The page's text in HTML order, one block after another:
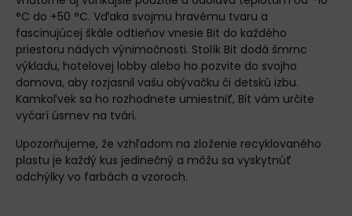
°C do +50 °C. Vďaka svojmu hravému tvaru a
fascinujúcej škále odtieňov vnesie Bit do každého
priestoru nádych výnimočnosti. Stolík Bit dodá šmrnc
výkladu, hotelovej lobby alebo ho pozvite do svojho
domova, aby rozjasnil vašu obývačku či detskú izbu.
Kamkoľvek sa ho rozhodnete umiestniť, Bit vám určite
vyčarí úsmev na tvári.
Upozorňujeme, že vzhľadom na zloženie recyklovaného
plastu je každý kus jedinečný a môžu sa vyskytnúť
odchýlky vo farbách a vzoroch.